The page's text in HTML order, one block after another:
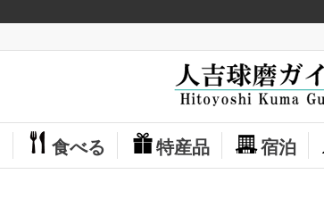
食べる 特産品 宿泊